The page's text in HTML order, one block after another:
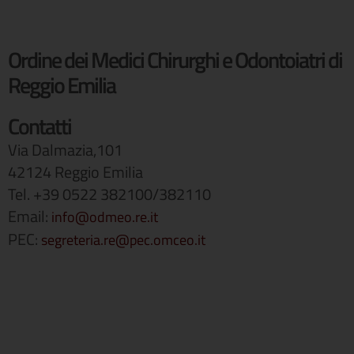
Ordine dei Medici Chirurghi e Odontoiatri di
Reggio Emilia
Contatti
Via Dalmazia,101
42124 Reggio Emilia
Tel. +39 0522 382100/382110
Email: info@odmeo.re.it
PEC: segreteria.re@pec.omceo.it